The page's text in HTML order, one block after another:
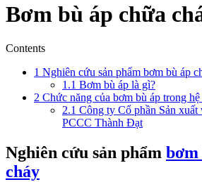
Bơm bù áp chữa
Contents
1 Nghiên cứu sản phẩm bơm bù áp
1.1 Bơm bù áp là gì?
2 Chức năng của bơm bù áp trong
2.1 Công ty Cổ phần Sản xuất
PCCC Thành Đạt
Nghiên cứu sản phẩm bơm
cháy